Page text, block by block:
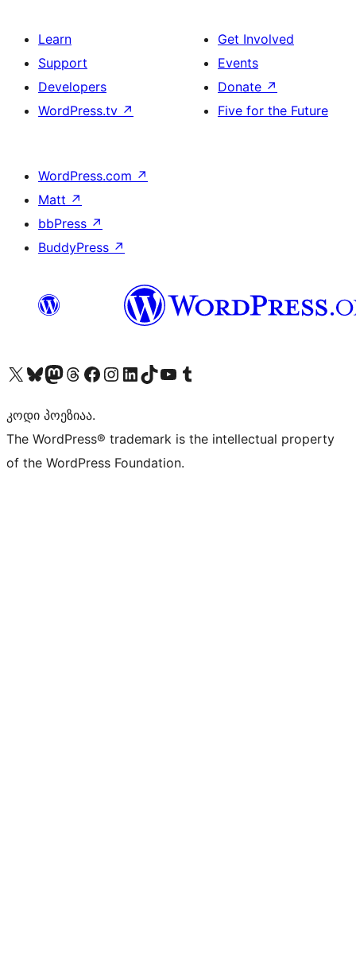
Learn
Support
Developers
WordPress.tv ↗
Get Involved
Events
Donate ↗
Five for the Future
WordPress.com ↗
Matt ↗
bbPress ↗
BuddyPress ↗
Visit our X (formerly Twitter) account
Visit our Bluesky account
Visit our Mastodon account
Visit our Threads account
Visit our Facebook page
Visit our Instagram account
Visit our LinkedIn account
Visit our TikTok account
Visit our YouTube channel
Visit our Tumblr account
კოდი პოეზიაა.
The WordPress® trademark is the intellectual property
of the WordPress Foundation.